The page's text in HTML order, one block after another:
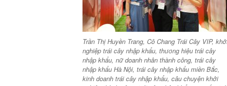
Trần Thị Huyền Trang, Cô Chang Trái Cây VIP,
nghiệp trái cây nhập khẩu, thương hiệu trái cây
nhập khẩu, nữ doanh nhân thành công, trái cây
nhập khẩu Hà Nội, trái cây nhập khẩu miền Bắc,
kinh doanh trái cây nhập khẩu, câu chuyện khởi